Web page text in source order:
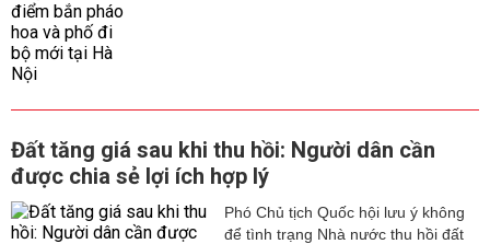
Đất tăng giá sau khi thu hồi: Người dân cần
được chia sẻ lợi ích hợp lý
Phó Chủ tịch Quốc hội lưu ý không
để tình trạng Nhà nước thu hồi đất